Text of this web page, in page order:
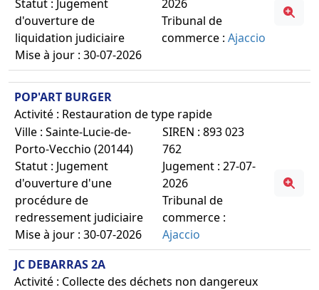
Statut : Jugement
d'ouverture de
liquidation judiciaire
Mise à jour : 30-07-2026
2026
Tribunal de
commerce :Ajaccio
POP'ART BURGER
Activité : Restauration de type rapide
Ville : Sainte-Lucie-de-
Porto-Vecchio (20144)
Statut : Jugement
d'ouverture d'une
procédure de
redressement judiciaire
Mise à jour : 30-07-2026
SIREN : 893 023
762
Jugement : 27-07-
2026
Tribunal de
commerce :
Ajaccio
JC DEBARRAS 2A
Activité : Collecte des déchets non dangereux